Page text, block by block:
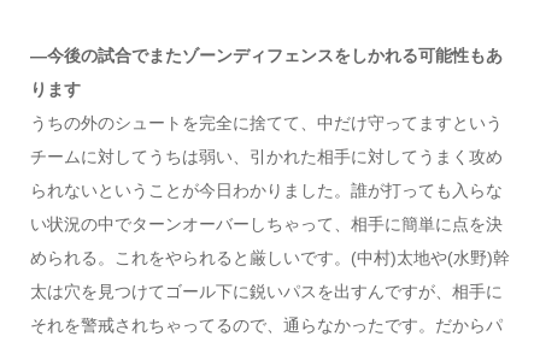
―今後の試合でまたゾーンディフェンスをしかれる可能性もあ
ります
うちの外のシュートを完全に捨てて、中だけ守ってますという
チームに対してうちは弱い、引かれた相手に対してうまく攻め
られないということが今日わかりました。誰が打っても入らな
い状況の中でターンオーバーしちゃって、相手に簡単に点を決
められる。これをやられると厳しいです。(中村)太地や(水野)幹
太は穴を見つけてゴール下に鋭いパスを出すんですが、相手に
それを警戒されちゃってるので、通らなかったです。だからパ